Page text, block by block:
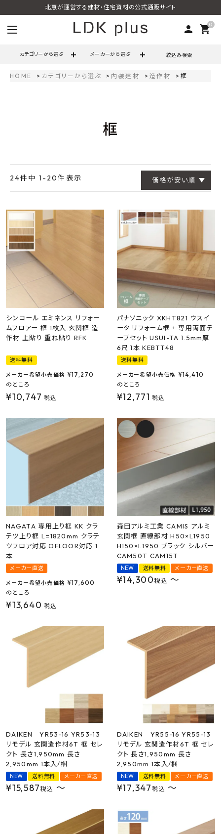
北恵が運営する建材・住宅資材の公式通販サイト
person 0
shopping_cart
カテゴリーから選ぶ メーカーから選ぶ 絞込み検索
ACCOUNT MENU
ようこそ ゲスト 様
最近チェックした商品
FAX注文はこちらから
カテゴリーから選ぶ
メーカーから選ぶ
ご利用ガイド
よくあるご質問
お問い合わせ
メルマガ登録
特定商取引法について
HOME カテゴリーから選ぶ 内装建材 造作材 框
框
価格が安い順
24件中 1 - 20件表示
シンコール エミネンス リフォー
ムフロアー 框 1枚入 玄関框 造
作材 上貼り 重ね貼り RFK
送料無料
メーカー希望小売価格 ¥17,270
のところ
¥10,747 税込
パナソニック XKHT821 ウスイ
ータ リフォーム框 + 専用両面テ
ープセット USUI-TA 1.5mm厚
6尺 1本 KEBTT48
送料無料
メーカー希望小売価格 ¥14,410
のところ
¥12,771 税込
NAGATA 専用上り框 KK クラ
テツ上り框 L=1820mm クラテ
ツフロア対応 OFLOOR対応 1
本
メーカー直送
メーカー希望小売価格 ¥17,600
のところ
¥13,640 税込
森田アルミ工業 CAMIS アルミ
玄関框 直線部材 H50×L1950
H150×L1950 ブラック シルバー
CAM50T CAM15T
NEW 送料無料 メーカー直送
¥14,300税込 〜
DAIKEN YR53-16 YR53-13
リモデル 玄関造作材6T 框 セレ
クト 長さ1,950mm 長さ
2,950mm 1本入/梱
NEW 送料無料 メーカー直送
¥15,587 税込 〜
DAIKEN YR55-16 YR55-13
リモデル 玄関造作材6T 框 セレ
クト 長さ1,950mm 長さ
2,950mm 1本入/梱
NEW 送料無料 メーカー直送
¥17,347税込 〜